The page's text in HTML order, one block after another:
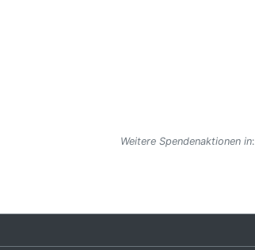
Weitere Spendenaktionen in: